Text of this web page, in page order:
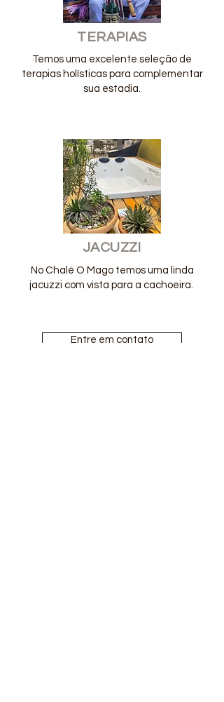
TERAPIAS
Temos uma excelente seleção de
terapias holísticas para complementar
sua estadia.
JACUZZI
No Chalé O Mago temos uma linda
jacuzzi com vista para a cachoeira.
Entre em contato